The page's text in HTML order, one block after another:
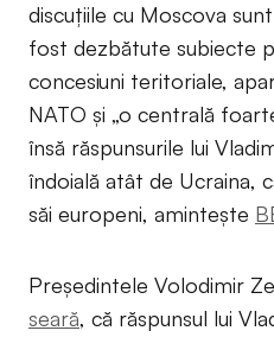
discuțiile cu Moscova
fost dezbătute subiecte
concesiuni teritoriale,
NATO și „o centrală
însă răspunsurile lui
îndoială atât de Ucraina,
săi europeni, amintește
Președintele Volodimir
seară, că răspunsul lui